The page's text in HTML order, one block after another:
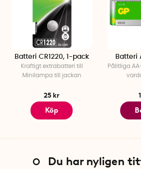
Batteri CR1220, 1-pack
Kraftigt extrabatteri till
Minilampa till jackan
25 kr
Köp
Batteri
Pålitliga
Du har nyligen